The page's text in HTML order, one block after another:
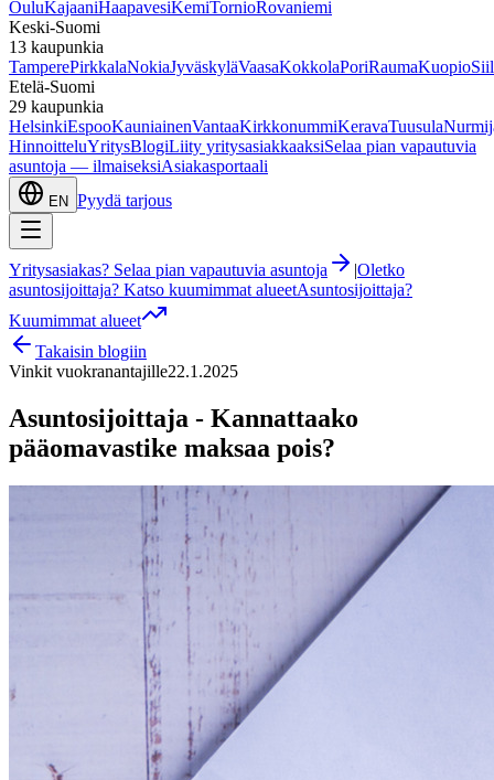
OuluKajaaniHaapavesiKemiTornioRovaniemi
Keski-Suomi
13 kaupunkia
TamperePirkkalaNokiaJyväskyläVaasaKokkolaPoriRaumaKuopio
Etelä-Suomi
29 kaupunkia
HelsinkiEspooKauniainenVantaaKirkkonummiKeravaTuusula
HinnoitteluYritysBlogiLiity yritysasiakkaaksiSelaa pian vapautuvia
asuntoja — ilmaiseksiAsiakasportaali
EN Pyydä tarjous
Yritysasiakas? Selaa pian vapautuvia asuntoja |Oletko
asuntosijoittaja? Katso kuumimmat alueetAsuntosijoittaja?
Kuumimmat alueet
Takaisin blogiin
Vinkit vuokranantajille22.1.2025
Asuntosijoittaja - Kannattaako
pääomavastike maksaa pois?